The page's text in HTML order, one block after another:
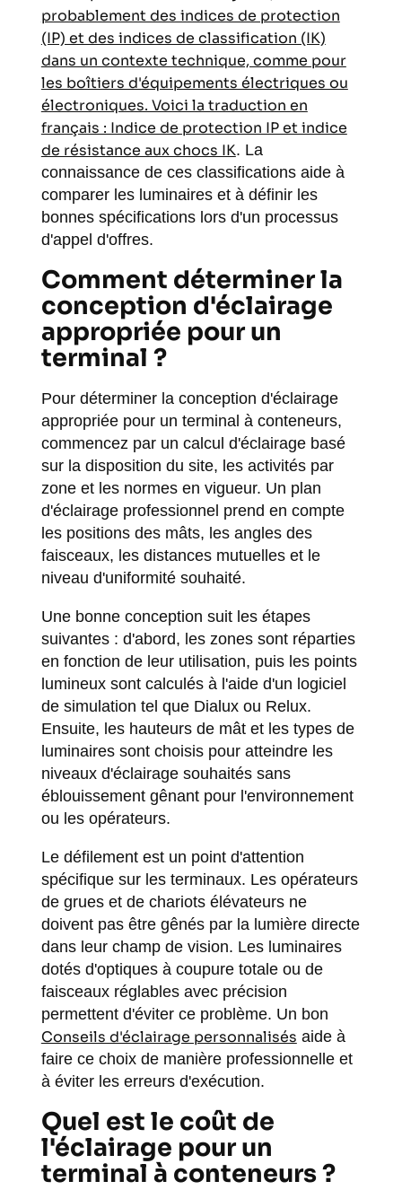
probablement des indices de protection
(IP) et des indices de classification (IK)
dans un contexte technique, comme pour
les boîtiers d'équipements électriques ou
électroniques. Voici la traduction en
français : Indice de protection IP et indice
de résistance aux chocs IK. La
connaissance de ces classifications aide à
comparer les luminaires et à définir les
bonnes spécifications lors d'un processus
d'appel d'offres.
Comment déterminer la
conception d'éclairage
appropriée pour un
terminal ?
Pour déterminer la conception d'éclairage
appropriée pour un terminal à conteneurs,
commencez par un calcul d'éclairage basé
sur la disposition du site, les activités par
zone et les normes en vigueur. Un plan
d'éclairage professionnel prend en compte
les positions des mâts, les angles des
faisceaux, les distances mutuelles et le
niveau d'uniformité souhaité.
Une bonne conception suit les étapes
suivantes : d'abord, les zones sont réparties
en fonction de leur utilisation, puis les points
lumineux sont calculés à l'aide d'un logiciel
de simulation tel que Dialux ou Relux.
Ensuite, les hauteurs de mât et les types de
luminaires sont choisis pour atteindre les
niveaux d'éclairage souhaités sans
éblouissement gênant pour l'environnement
ou les opérateurs.
Le défilement est un point d'attention
spécifique sur les terminaux. Les opérateurs
de grues et de chariots élévateurs ne
doivent pas être gênés par la lumière directe
dans leur champ de vision. Les luminaires
dotés d'optiques à coupure totale ou de
faisceaux réglables avec précision
permettent d'éviter ce problème. Un bon
Conseils d'éclairage personnalisés aide à
faire ce choix de manière professionnelle et
à éviter les erreurs d'exécution.
Quel est le coût de
l'éclairage pour un
terminal à conteneurs ?